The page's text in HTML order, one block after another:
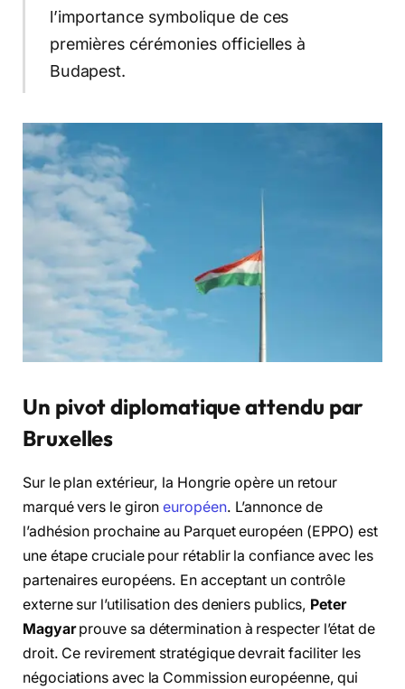
l’importance symbolique de ces
premières cérémonies officielles à
Budapest.
Un pivot diplomatique attendu par
Bruxelles
Sur le plan extérieur, la Hongrie opère un retour
marqué vers le gironeuropéen. L’annonce de
l’adhésion prochaine au Parquet européen (EPPO) est
une étape cruciale pour rétablir la confiance avec les
partenaires européens. En acceptant un contrôle
externe sur l’utilisation des deniers publics, Peter
Magyarprouve sa détermination à respecter l’état de
droit. Ce revirement stratégique devrait faciliter les
négociations avec la Commission européenne, qui